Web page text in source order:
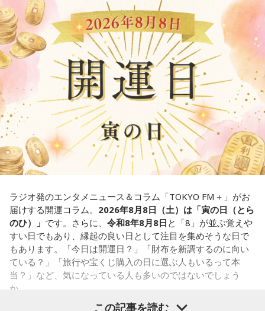
【解説】
この心理テストでわかることは、あなたの「我慢しすぎ・自
己主張ニガテ度」です。
ダムの水は「溜め込んだ本音や感情」を暗示しています。ダ
ムの何が気になったかで、あなたがなぜ言いたいことを飲み
込んでしまうのか……その理由と、我慢の深さがわかります。
【解答】
1．こぼれてしまわないか……我慢しすぎ度90％
限界が気になったあなた。本音をギリギリまで溜め込んでい
ませんか。「嫌われるかも」という不安から、言葉を飲み込
み続けてきたのでは。でも、あなたが少し本音を見せても、
大切な人は離れていきません。小さな「イヤ」から、言葉に
してみましょう。
2．こんなに必要なのか……我慢しすぎ度45％
水の価値を気にしたあなた。裏を返せば、自分の意見に「言
うほどの価値があるのかな」と、自信を持てずにいるのかも
しれません。しかし、あなたの考えには、ちゃんと意味があ
ります。肩の力を抜いて、まずは思ったことを口にする練習
ラジオ発のエンタメニュース＆コラム「TOKYO FM＋」がお
届けする開運コラム。 2026年8月8日（土）は「寅の日（とら
のひ）」 です。さらに、 令和8年8月8日 と「8」が並ぶ覚えや
すい日でもあり、縁起の良い日として注目を集めそうな日で
もあります。「今日は開運日？」「財布を新調するのに向い
ている？」「旅行や宝くじ購入の日に選ぶ人もいるって本
当？」など、気になっている人も多いのではないでしょう
か。
この記事を読む